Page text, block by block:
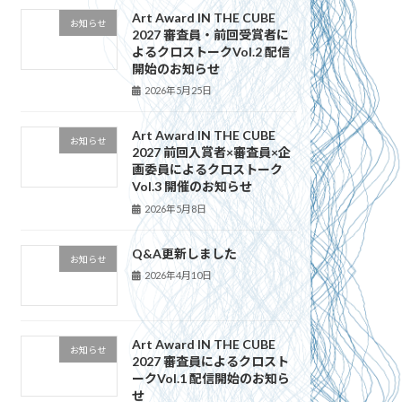
お知らせ
Art Award IN THE CUBE
2027 審査員・前回受賞者に
よるクロストークVol.2 配信
開始のお知らせ
2026年5月25日
お知らせ
Art Award IN THE CUBE
2027 前回入賞者×審査員×企
画委員によるクロストーク
Vol.3 開催のお知らせ
2026年5月8日
お知らせ Q&A更新しました
2026年4月10日
お知らせ
Art Award IN THE CUBE
2027 審査員によるクロスト
ークVol.1 配信開始のお知ら
せ